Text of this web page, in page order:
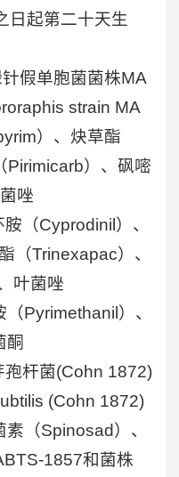
日起第二十天生
假单胞菌菌株MA
strain MA
）、炔草酯
Pirimicarb）、砜嘧
唑
（Cyprodinil）、
（Trinexapac）、
叶菌唑
Pyrimethanil）、
酮
孢杆菌(Cohn 1872)
(Cohn 1872)
（Spinosad）、
1857和菌株